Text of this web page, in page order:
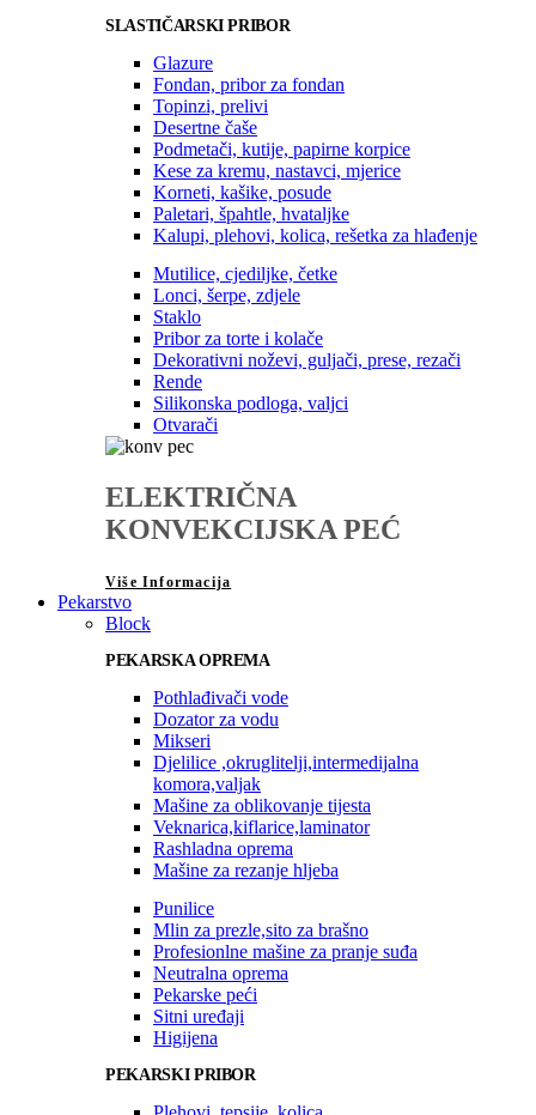
SLASTIČARSKI PRIBOR
Glazure
Fondan, pribor za fondan
Topinzi, prelivi
Desertne čaše
Podmetači, kutije, papirne korpice
Kese za kremu, nastavci, mjerice
Korneti, kašike, posude
Paletari, špahtle, hvataljke
Kalupi, plehovi, kolica, rešetka za hlađenje
Mutilice, cjediljke, četke
Lonci, šerpe, zdjele
Staklo
Pribor za torte i kolače
Dekorativni noževi, guljači, prese, rezači
Rende
Silikonska podloga, valjci
Otvarači
ELEKTRIČNA
KONVEKCIJSKA PEĆ
Više Informacija
Pekarstvo
Block
PEKARSKA OPREMA
Pothlađivači vode
Dozator za vodu
Mikseri
Djelilice ,okruglitelji,intermedijalna
komora,valjak
Mašine za oblikovanje tijesta
Veknarica,kiflarice,laminator
Rashladna oprema
Mašine za rezanje hljeba
Punilice
Mlin za prezle,sito za brašno
Profesionlne mašine za pranje suđa
Neutralna oprema
Pekarske peći
Sitni uređaji
Higijena
PEKARSKI PRIBOR